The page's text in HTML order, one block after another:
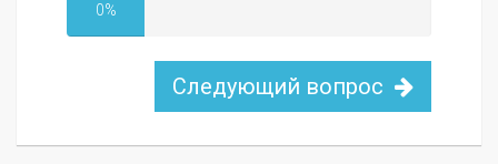
0%
Следующий вопрос